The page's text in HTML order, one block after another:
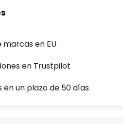
en EU
en Trustpilot
un plazo de 50 días